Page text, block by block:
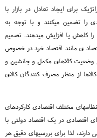
برای ایجاد تعادل در بازار با
را تضمین میکنند و با توجه به
کاهش یا افزایش میدهند. تصمیم
ی مانند اقتصاد خرد در خصوص
کالاهای مکمل و جانشین و
از منظر مصرف کنندگان کالای
مختلف اقتصادی کارکردهای
اقتصادی در یک اقتصاد دولتی با
دارند، لذا برای بررسیهای دقیق هر